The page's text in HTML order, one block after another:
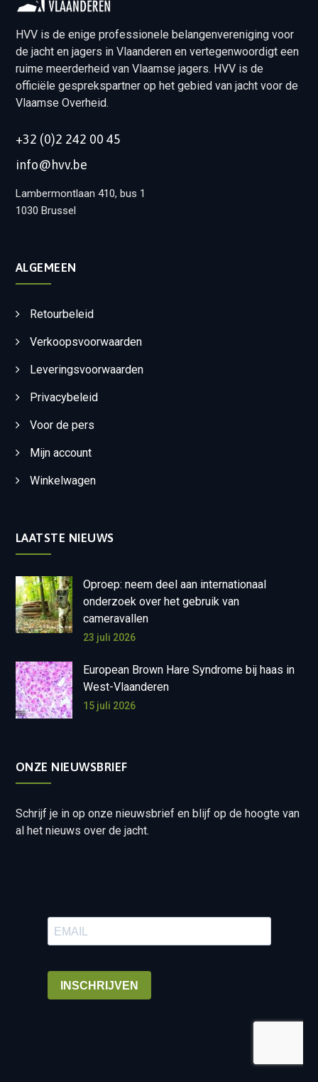
HVV is de enige professionele belangenvereniging voor
de jacht en jagers in Vlaanderen en vertegenwoordigt een
ruime meerderheid van Vlaamse jagers. HVV is de
officiële gesprekspartner op het gebied van jacht voor de
Vlaamse Overheid.
+32 (0)2 242 00 45
info@hvv.be
Lambermontlaan 410, bus 1
1030 Brussel
ALGEMEEN
Retourbeleid
Verkoopsvoorwaarden
Leveringsvoorwaarden
Privacybeleid
Voor de pers
Mijn account
Winkelwagen
LAATSTE NIEUWS
Oproep: neem deel aan internationaal
onderzoek over het gebruik van
cameravallen
23 juli 2026
European Brown Hare Syndrome bij haas in
West-Vlaanderen
15 juli 2026
ONZE NIEUWSBRIEF
Schrijf je in op onze nieuwsbrief en blijf op de hoogte van
al het nieuws over de jacht.